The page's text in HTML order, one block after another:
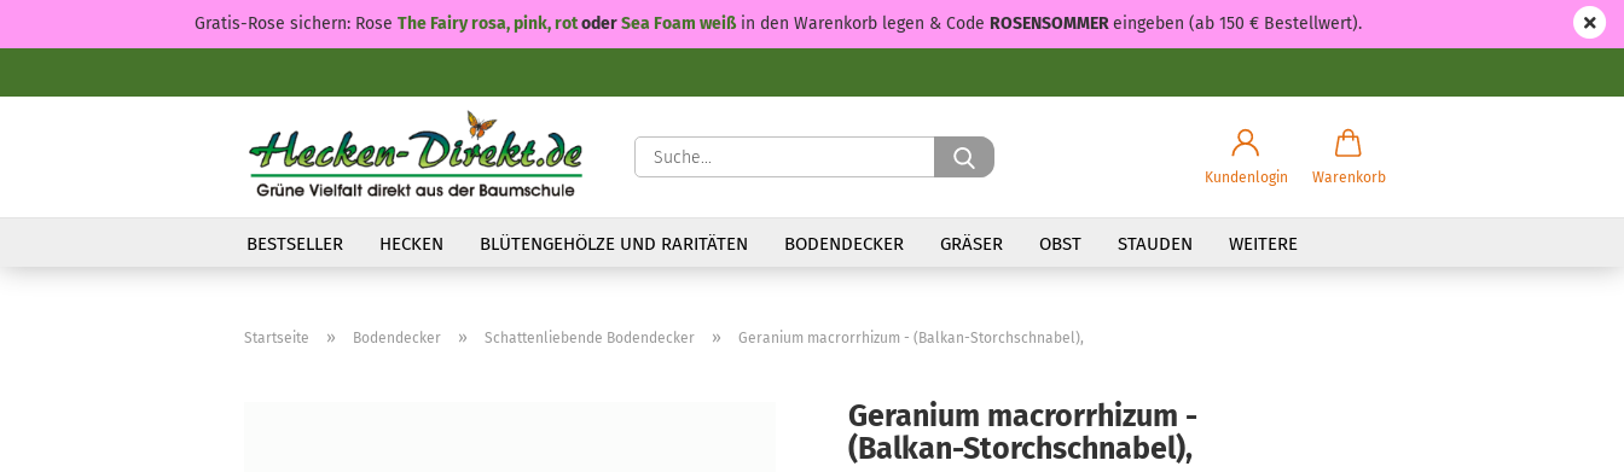
Suche...
Kundenlogin Warenkorb
Gratis-Rose sichern: Rose The Fairy rosa, pink, rotoderSea Foam weißin den Warenkorb legen & Code ROSENSOMMEReingeben (ab 150 € Bestellwert).
BESTSELLER HECKEN BLÜTENGEHÖLZE UND RARITÄTEN BODENDECKER GRÄSER OBST STAUDEN WEITERE
Startseite » Bodendecker » Schattenliebende Bodendecker » Geranium macrorrhizum - (Balkan-Storchschnabel),
Geranium macrorrhizum -
(Balkan-Storchschnabel),